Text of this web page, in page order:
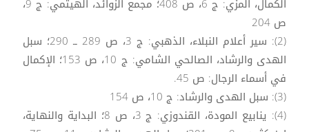
الكمال، المزّي: ج 6، ص 408؛ مجمع الزوائد، الهيثمي: ج 9،
ص 204
(2): سير أعلام النبلاء، الذهبي: ج 3، ص 289 ــ 290؛ سبل
الهدى والرشاد، الصالحي الشامي: ج 10، ص 153؛ الإكمال
في أسماء الرجال: ص 45.
(3): سبل الهدى والرشاد: ج 10، ص 154
(4): ينابيع المودة، القندوزي: ج 3، ص 8؛ البداية والنهاية،